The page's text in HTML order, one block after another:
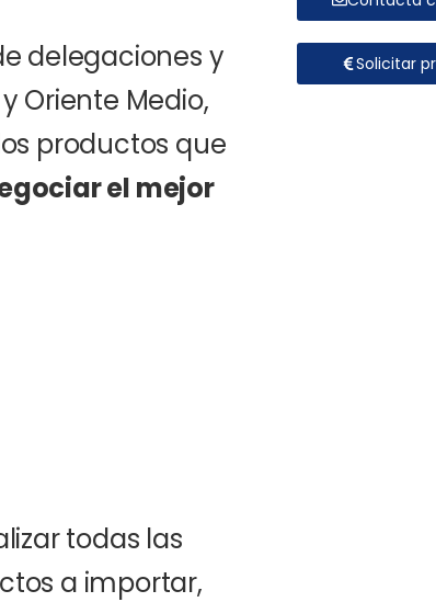
delegaciones y
Oriente Medio,
productos que
el mejor
todas las
a importar,
Solicitar